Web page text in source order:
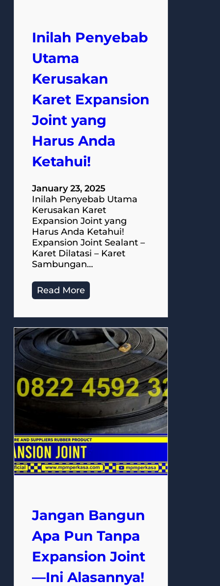
Inilah Penyebab
Utama
Kerusakan
Karet Expansion
Joint yang
Harus Anda
Ketahui!
January 23, 2025
Inilah Penyebab Utama
Kerusakan Karet
Expansion Joint yang
Harus Anda Ketahui!
Expansion Joint Sealant –
Karet Dilatasi – Karet
Sambungan…
Read More
Jangan Bangun
Apa Pun Tanpa
Expansion Joint
—Ini Alasannya!